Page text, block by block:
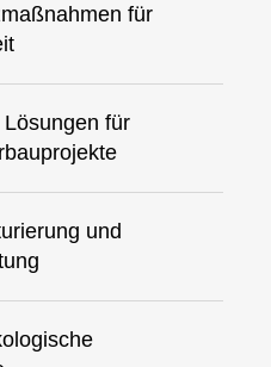
für
für
und